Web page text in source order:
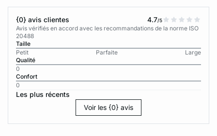
{0} avis clientes 4.7/5
Avis vérifiés en accord avec les recommandations de la norme ISO
20488
Taille
Petit
Parfaite
Large
Qualité
0
Confort
0
Les plus récents
Voir les {0} avis